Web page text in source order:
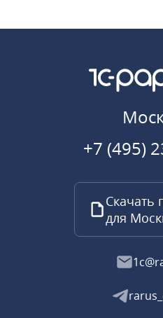
+7 (495)
Скачать
для